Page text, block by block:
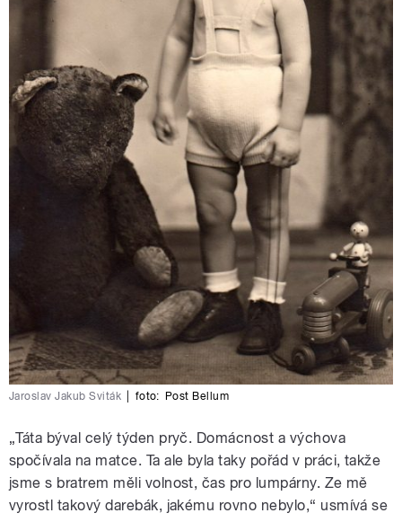
Jaroslav Jakub Sviták foto: Post Bellum
„Táta býval celý týden pryč. Domácnost a výchova
spočívala na matce. Ta ale byla taky pořád v práci, takže
jsme s bratrem měli volnost, čas pro lumpárny. Ze mě
vyrostl takový darebák, jakému rovno nebylo,“ usmívá se